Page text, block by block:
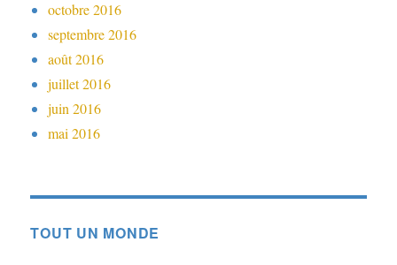
octobre 2016
septembre 2016
août 2016
juillet 2016
juin 2016
mai 2016
TOUT UN MONDE